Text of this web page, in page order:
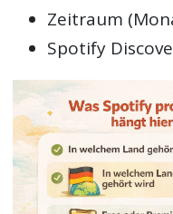
Zeitraum
Spotify